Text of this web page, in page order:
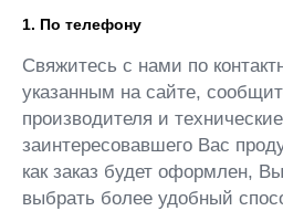
1. По телефону
Свяжитесь с нами по
указанным на сайте,
производителя и
заинтересовавшего Вас
как заказ будет оформлен,
выбрать более удобный